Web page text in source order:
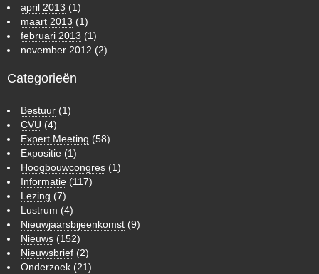
april 2013 (1)
maart 2013 (1)
februari 2013 (1)
november 2012 (2)
Categorieën
Bestuur (1)
CVU (4)
Expert Meeting (58)
Expositie (1)
Hoogbouwcongres (1)
Informatie (117)
Lezing (7)
Lustrum (4)
Nieuwjaarsbijeenkomst (9)
Nieuws (152)
Nieuwsbrief (2)
Onderzoek (21)